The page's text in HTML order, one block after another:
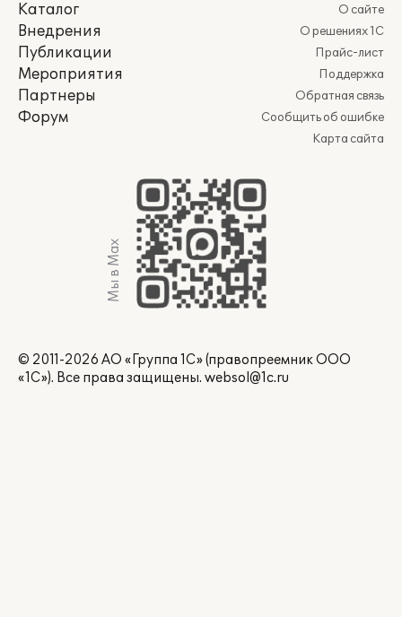
Каталог
Внедрения
Публикации
Мероприятия
Партнеры
Форум
О сайте
О решениях 1С
Прайс-лист
Поддержка
Обратная связь
Сообщить об ошибке
Карта сайта
Мы в Max
© 2011-2026 АО «Группа 1С» (правопреемник ООО
«1С»). Все права защищены. websol@1c.ru